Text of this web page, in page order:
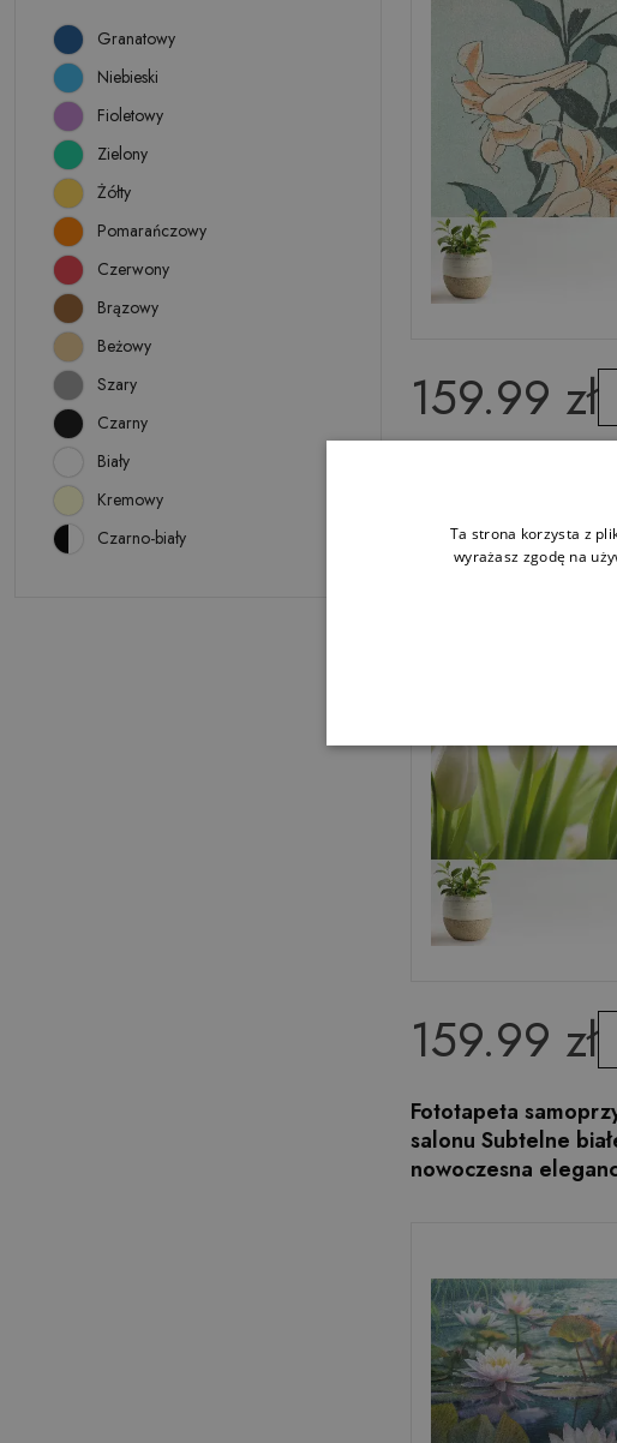
Granatowy
Niebieski
Fioletowy
Zielony
Żółty
Pomarańczowy
Czerwony
Brązowy
Beżowy
Szary
Czarny
Biały
Kremowy
Czarno-biały
159.99 zł
Klasyczna
159.99 zł
Fototapeta
salonu Subtelne
nowoczesna
Ta strona korzysta z
wyrażasz zgodę na